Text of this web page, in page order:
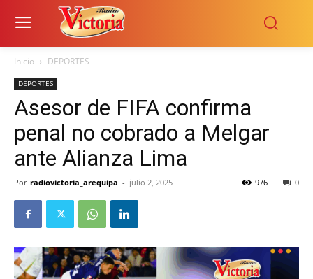
Inicio DEPORTES
DEPORTES
Asesor de FIFA confirma
penal no cobrado a Melgar
ante Alianza Lima
Por radiovictoria_arequipa - julio 2, 2025 0
976